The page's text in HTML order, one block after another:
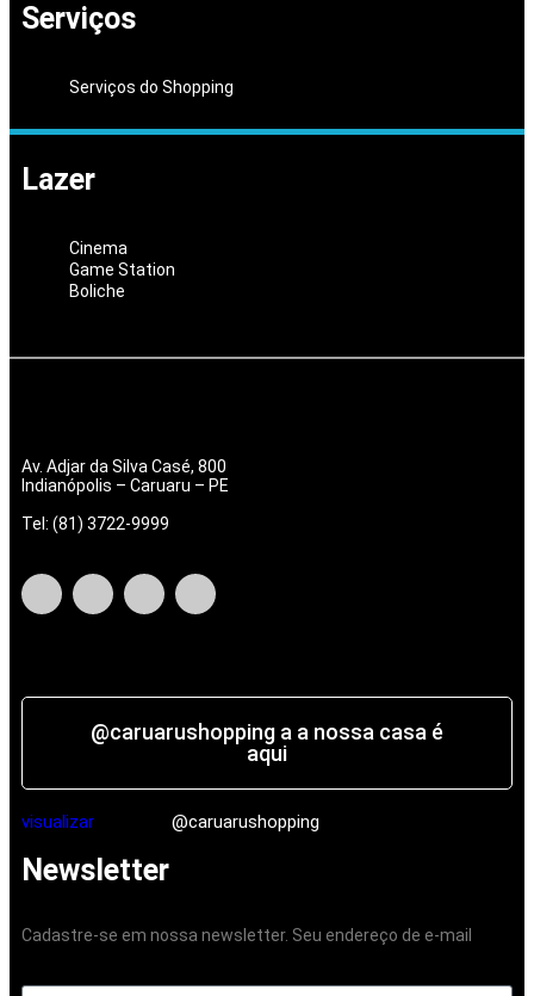
Serviços
Serviços do Shopping
Lazer
Cinema
Game Station
Boliche
Av. Adjar da Silva Casé, 800
Indianópolis – Caruaru – PE
Tel: (81) 3722-9999
@caruarushopping a a nossa casa é
aqui
visualizar @caruarushopping
Newsletter
Cadastre-se em nossa newsletter. Seu endereço de e-mail